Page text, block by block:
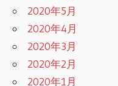
2020年5月
2020年4月
2020年3月
2020年2月
2020年1月